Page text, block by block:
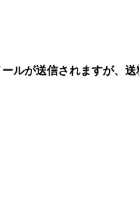
ルが送信されますが、